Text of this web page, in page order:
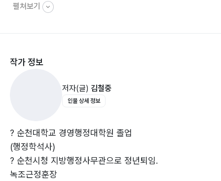
과 종교 등의 관념 세계를 통합적 감수성으로 결
성을 극복하는 한편,
극복하고 현대시의 모
든 결함을 커버함으로써 시의 새로운 지평을 열어갈 수 있
때문이다. -현대시의 진화과정과 발전방향, 맺는 말 중에
서
복수초 ?26
경칩 ?34
홍매가 피었어요 ?40
내 고향 살구꽃 ?44
진해 웅산 벚꽃 산행 ?46
마이산 벚꽃길 ?48
순천만 정원 ?50
펼쳐보기
작가 정보
저자(글) 김철중
인물 상세 정보
? 순천대학교 경영행정대학원 졸업
(행정학석사)
? 순천시청 지방행정사무관으로 정년퇴임.
녹조근정훈장